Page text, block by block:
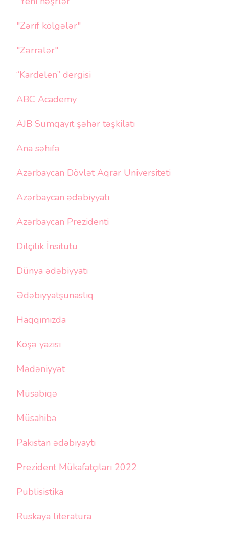
"Zərif kölgələr"
"Zərrələr"
“Kardelen” dergisi
ABC Academy
AJB Sumqayıt şəhər təşkilatı
Ana səhifə
Azərbaycan Dövlət Aqrar Universiteti
Azərbaycan ədəbiyyatı
Azərbaycan Prezidenti
Dilçilik İnsitutu
Dünya ədəbiyyatı
Ədəbiyyatşünaslıq
Haqqımızda
Köşə yazısı
Mədəniyyət
Müsabiqə
Müsahibə
Pakistan ədəbiyaytı
Prezident Mükafatçıları 2022
Publisistika
Ruskaya literatura